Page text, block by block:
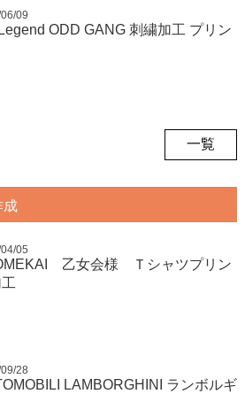
09
ODD GANG 刺繍加工 プリン
一覧
成
05
乙女会様 Ｔシャツプリン
28
LAMBORGHINI ランボルギ